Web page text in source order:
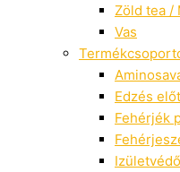
Zöld tea /
Vas
Edzés
Fehérjék